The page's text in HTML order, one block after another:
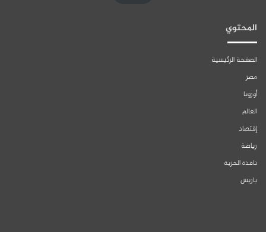
المحتوي
الصفحة الرئيسية
مصر
أوروبا
العالم
إقتصاد
رياضة
نافذة الحرية
باريس